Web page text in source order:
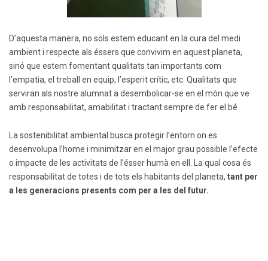
D’aquesta manera, no sols estem educant en la cura del medi
ambient i respecte als éssers que convivim en aquest planeta,
sinó que estem fomentant qualitats tan importants com
l’empatia, el treball en equip, l’esperit crític, etc. Qualitats que
serviran als nostre alumnat a desembolicar-se en el món que ve
amb responsabilitat, amabilitat i tractant sempre de fer el bé
La sostenibilitat ambiental busca protegir l’entorn on es
desenvolupa l’home i minimitzar en el major grau possible l’efecte
o impacte de les activitats de l’ésser humà en ell. La qual cosa és
responsabilitat de totes i de tots els habitants del planeta, tant per
a les generacions presents com per a les del futur.